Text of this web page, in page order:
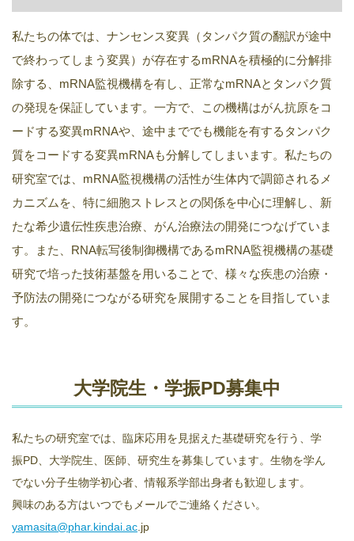
私たちの体では、ナンセンス変異（タンパク質の翻訳が途中
で終わってしまう変異）が存在するmRNAを積極的に分解排
除する、mRNA監視機構を有し、正常なmRNAとタンパク質
の発現を保証しています。一方で、この機構はがん抗原をコ
ードする変異mRNAや、途中まででも機能を有するタンパク
質をコードする変異mRNAも分解してしまいます。私たちの
研究室では、mRNA監視機構の活性が生体内で調節されるメ
カニズムを、特に細胞ストレスとの関係を中心に理解し、新
たな希少遺伝性疾患治療、がん治療法の開発につなげていま
す。また、RNA転写後制御機構であるmRNA監視機構の基礎
研究で培った技術基盤を用いることで、様々な疾患の治療・
予防法の開発につながる研究を展開することを目指していま
す。
大学院生・学振PD募集中
私たちの研究室では、臨床応用を見据えた基礎研究を行う、学
振PD、大学院生、医師、研究生を募集しています。生物を学ん
でない分子生物学初心者、情報系学部出身者も歓迎します。
興味のある方はいつでもメールでご連絡ください。
yamasita@phar.kindai.ac .jp